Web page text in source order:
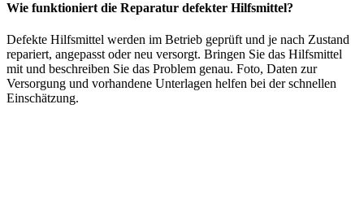
Wie funktioniert die Reparatur defekter Hilfsmittel?
Defekte Hilfsmittel werden im Betrieb geprüft und je nach Zustand
repariert, angepasst oder neu versorgt. Bringen Sie das Hilfsmittel
mit und beschreiben Sie das Problem genau. Foto, Daten zur
Versorgung und vorhandene Unterlagen helfen bei der schnellen
Einschätzung.